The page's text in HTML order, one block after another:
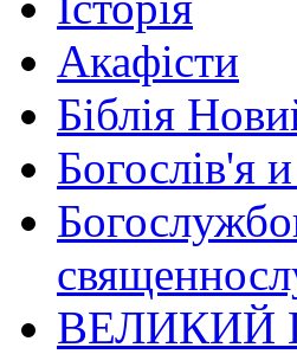
Акафісти
Біблія
Богослів'я
ВЕЛИКИЙ